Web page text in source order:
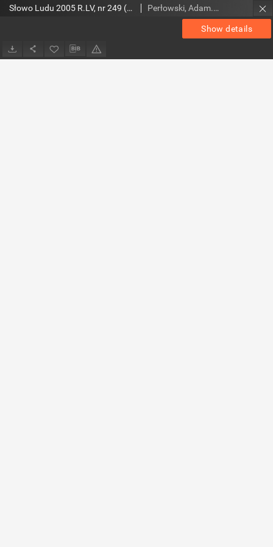
Show details
Słowo Ludu 2005 R.LV, nr 249 (świętokrzyskie) Perłowski, Adam. Red.